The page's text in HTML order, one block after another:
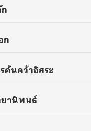
ก
ก
ค้นคว้าอิสระ
ยานิพนธ์